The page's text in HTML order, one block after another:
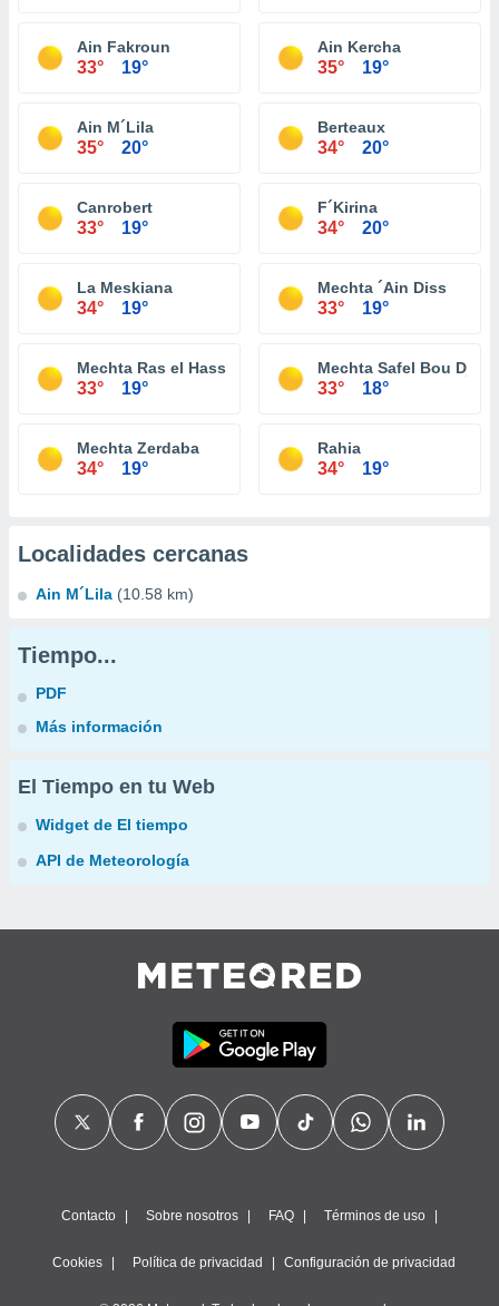
Ain Fakroun
33° 19°
Ain Kercha
35° 19°
Ain M´Lila
35° 20°
Berteaux
34° 20°
Canrobert
33° 19°
F´Kirina
34° 20°
La Meskiana
34° 19°
Mechta ´Ain Diss
33° 19°
Mechta Ras el Hassi
33° 19°
Mechta Safel Bou
33° 18°
Mechta Zerdaba
34° 19°
Rahia
34° 19°
Localidades cercanas
Ain M´Lila (10.58 km)
Tiempo...
PDF
Más información
El Tiempo en tu Web
Widget de El tiempo
API de Meteorología
Contacto Sobre nosotros FAQ Términos de uso
Cookies Política de privacidad Configuración de privacidad